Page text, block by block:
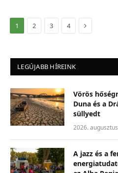
1 2 3 4 Következő
LEGÚJABB HÍREINK
Vörös
Duna és a
süllyedt
2026.
A jazz és a